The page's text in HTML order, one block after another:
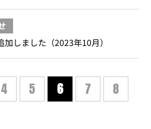
しました（2023年10月）
4 5 6 7 8